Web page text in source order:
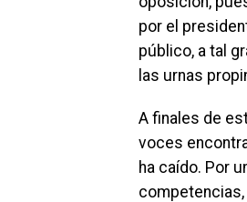
por el
público, a tal
las urnas
A finales de
voces
ha caído. Por
competencias,